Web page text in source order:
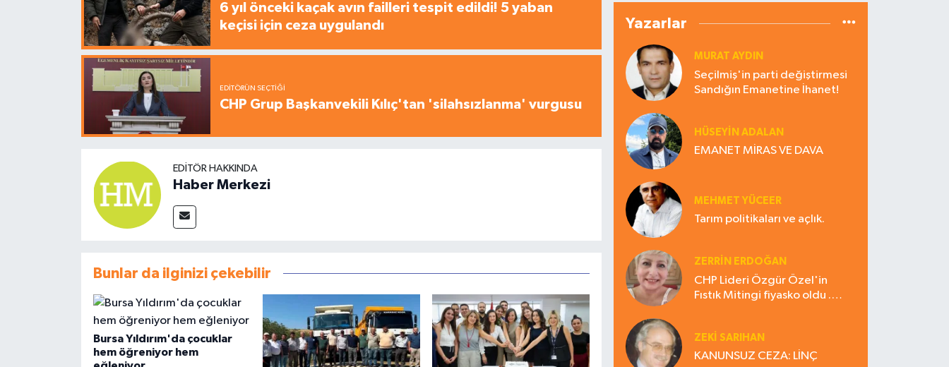
6 yıl önceki kaçak avın failleri tespit edildi! 5 yaban
keçisi için ceza uygulandı
EDITÖRÜN SEÇTIĞI
CHP Grup Başkanvekili Kılıç'tan 'silahsızlanma' vurgusu
EDITÖR HAKKINDA
Haber Merkezi
Bunlar da ilginizi çekebilir
Bursa Yıldırım'da çocuklar
hem öğreniyor hem
Yazarlar
MURAT AYDIN
Seçilmiş'in parti değiştirmesi
Sandığın Emanetine İhanet!
HÜSEYIN ADALAN
EMANET MİRAS VE DAVA
MEHMET YÜCEER
Tarım politikaları ve açlık.
ZERRIN ERDOĞAN
CHP Lideri Özgür Özel'in
Fıstık Mitingi fiyasko oldu .
ZEKI SARIHAN
KANUNSUZ CEZA: LİNÇ